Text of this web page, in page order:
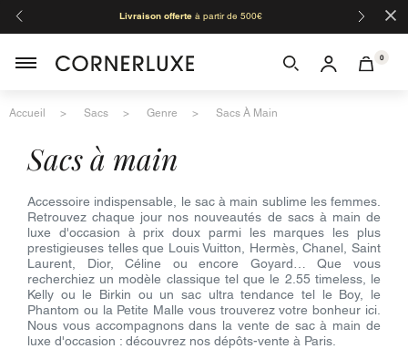
Livraison offerteà partir de 500€ ×
0
Accueil Sacs Genre Sacs À Main
sacs à main
Accessoire indispensable, le sac à main sublime les femmes.
Retrouvez chaque jour nos nouveautés de sacs à main de
luxe d'occasion à prix doux parmi les marques les plus
prestigieuses telles que Louis Vuitton, Hermès, Chanel, Saint
Laurent, Dior, Céline ou encore Goyard… Que vous
recherchiez un modèle classique tel que le 2.55 timeless, le
Kelly ou le Birkin ou un sac ultra tendance tel le Boy, le
Phantom ou la Petite Malle vous trouverez votre bonheur ici.
Nous vous accompagnons dans la vente de sac à main de
luxe d'occasion : découvrez nos dépôts-vente à Paris.